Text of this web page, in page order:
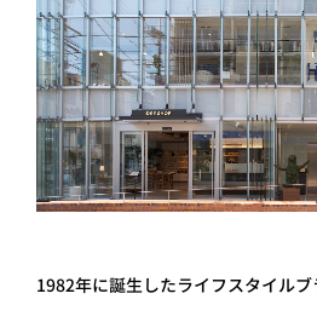
1982年に誕生したライフスタイル